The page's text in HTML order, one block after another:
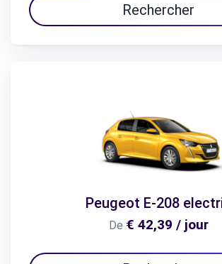
Rechercher
Peugeot E-208
De € 42,39 / jour